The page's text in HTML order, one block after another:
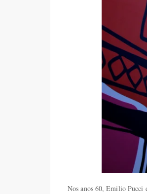
Nos anos 60, Emilio Pucci